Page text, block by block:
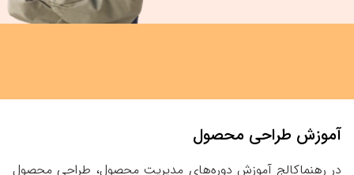
آموزش طراحی محصول
در رهنماکالج آموزش دوره‌های مدیریت محصول، طراحی محصول